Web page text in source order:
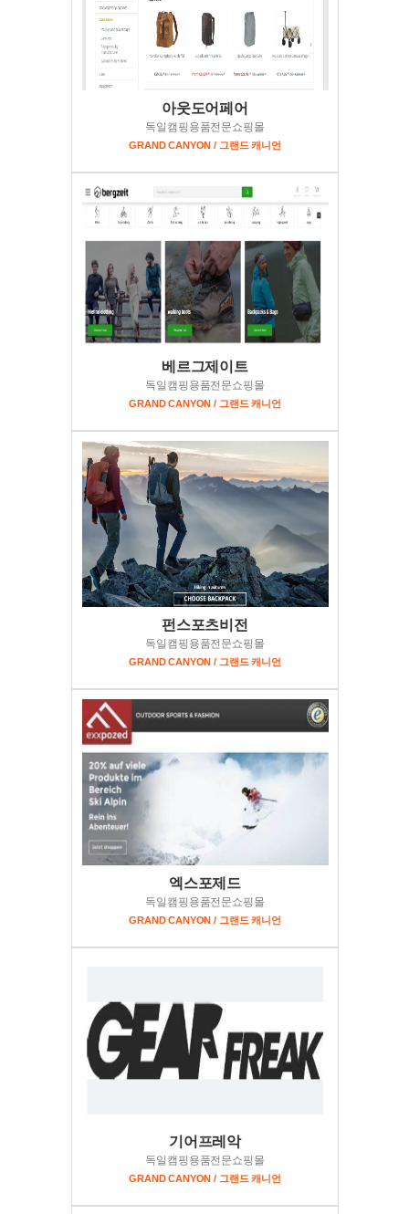
아웃도어페어
독일캠핑용품전문쇼핑몰
GRAND CANYON / 그랜드 캐니언
베르그제이트
독일캠핑용품전문쇼핑몰
GRAND CANYON / 그랜드 캐니언
펀스포츠비전
독일캠핑용품전문쇼핑몰
GRAND CANYON / 그랜드 캐니언
엑스포제드
독일캠핑용품전문쇼핑몰
GRAND CANYON / 그랜드 캐니언
기어프레악
독일캠핑용품전문쇼핑몰
GRAND CANYON / 그랜드 캐니언